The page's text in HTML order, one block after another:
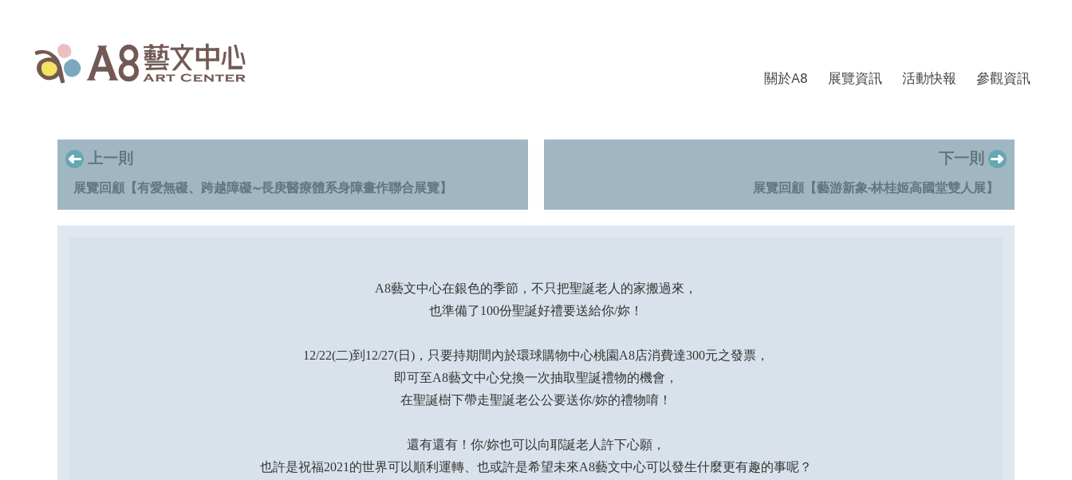
關於A8 展覽資訊 活動快報 參觀資訊
上一則
展覽回顧【有愛無礙、跨越障礙~長庚醫療體系身障畫作聯合展覽】
下一則
展覽回顧【藝游新象-林桂姬高國堂雙人展】
A8藝文中心在銀色的季節，不只把聖誕老人的家搬過來，
也準備了100份聖誕好禮要送給你/妳！
12/22(二)到12/27(日)，只要持期間內於環球購物中心桃園A8店消費達300元之發票，
即可至A8藝文中心兌換一次抽取聖誕禮物的機會，
在聖誕樹下帶走聖誕老公公要送你/妳的禮物唷！
還有還有！你/妳也可以向耶誕老人許下心願，
也許是祝福2021的世界可以順利運轉、也或許是希望未來A8藝文中心可以發生什麼更有趣的事呢？